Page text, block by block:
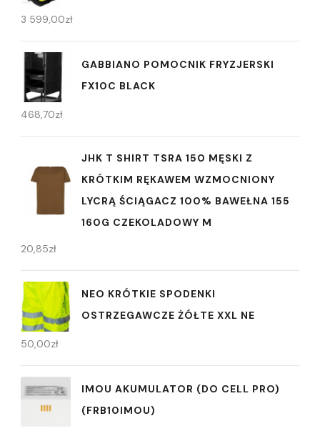
3 599,00zł
GABBIANO POMOCNIK FRYZJERSKI
FX10C BLACK
468,70zł
JHK T SHIRT TSRA 150 MĘSKI Z
KRÓTKIM RĘKAWEM WZMOCNIONY
LYCRĄ ŚCIĄGACZ 100% BAWEŁNA 155
160G CZEKOLADOWY M
20,85zł
NEO KRÓTKIE SPODENKI
OSTRZEGAWCZE ŻÓŁTE XXL NE
50,00zł
IMOU AKUMULATOR (DO CELL PRO)
(FRB10IMOU)